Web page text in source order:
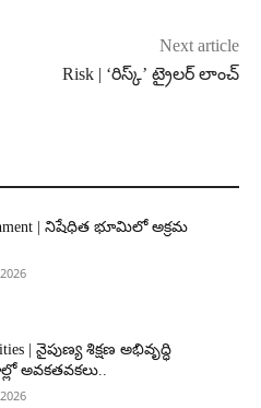
Next article
Risk | ‘రిస్క్’ ట్రైలర్ లాంచ్
| నిషేధిత భూమిలో అక్రమ
| నైపుణ్య శిక్షణ అభివృద్ధి
అవకతవకలు..